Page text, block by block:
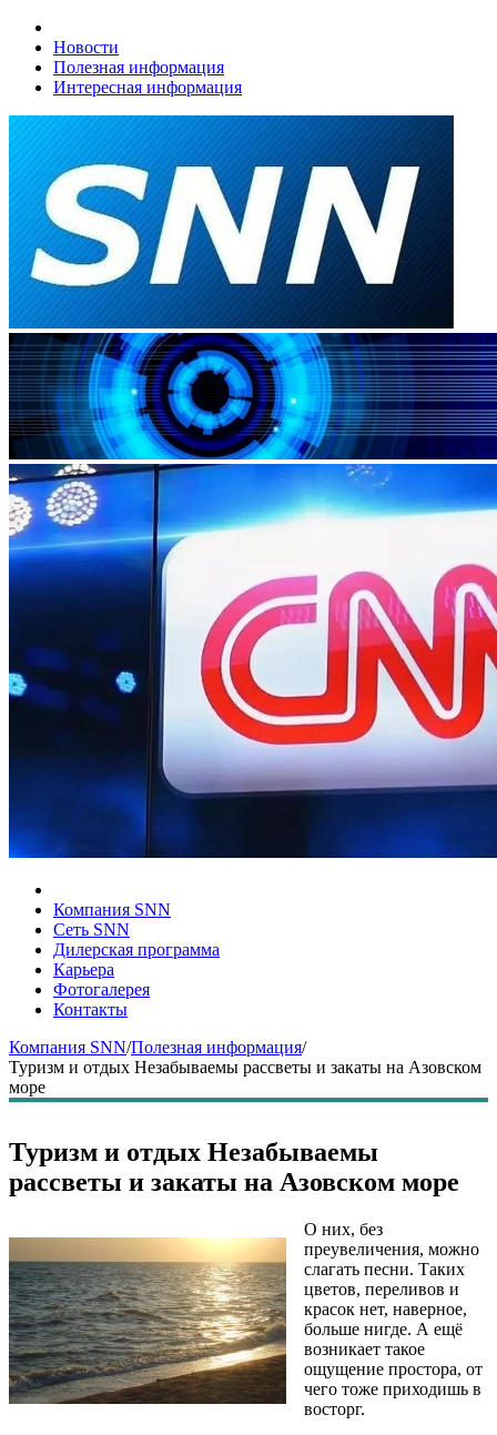
Новости
Полезная информация
Интересная информация
Компания SNN
Сеть SNN
Дилерская программа
Карьера
Фотогалерея
Контакты
Компания SNN/Полезная информация/
Туризм и отдых Незабываемы рассветы и закаты на Азовском
море
Туризм и отдых Незабываемы
рассветы и закаты на Азовском море
О них, без
преувеличения, можно
слагать песни. Таких
цветов, переливов и
красок нет, наверное,
больше нигде. А ещё
возникает такое
ощущение простора, от
чего тоже приходишь в
восторг.